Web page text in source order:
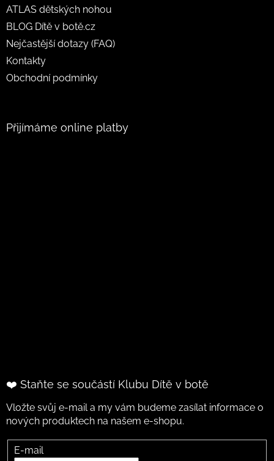
ATLAS dětských nohou
BLOG Dítě v botě.cz
Nejčastější dotazy (FAQ)
Kontakty
Obchodní podmínky
Přijímáme online platby
❤️ Staňte se součástí Klubu Dítě v botě
Vložte svůj e-mail a my vám budeme zasílat informace o
nových produktech na našem e-shopu.
E-mail